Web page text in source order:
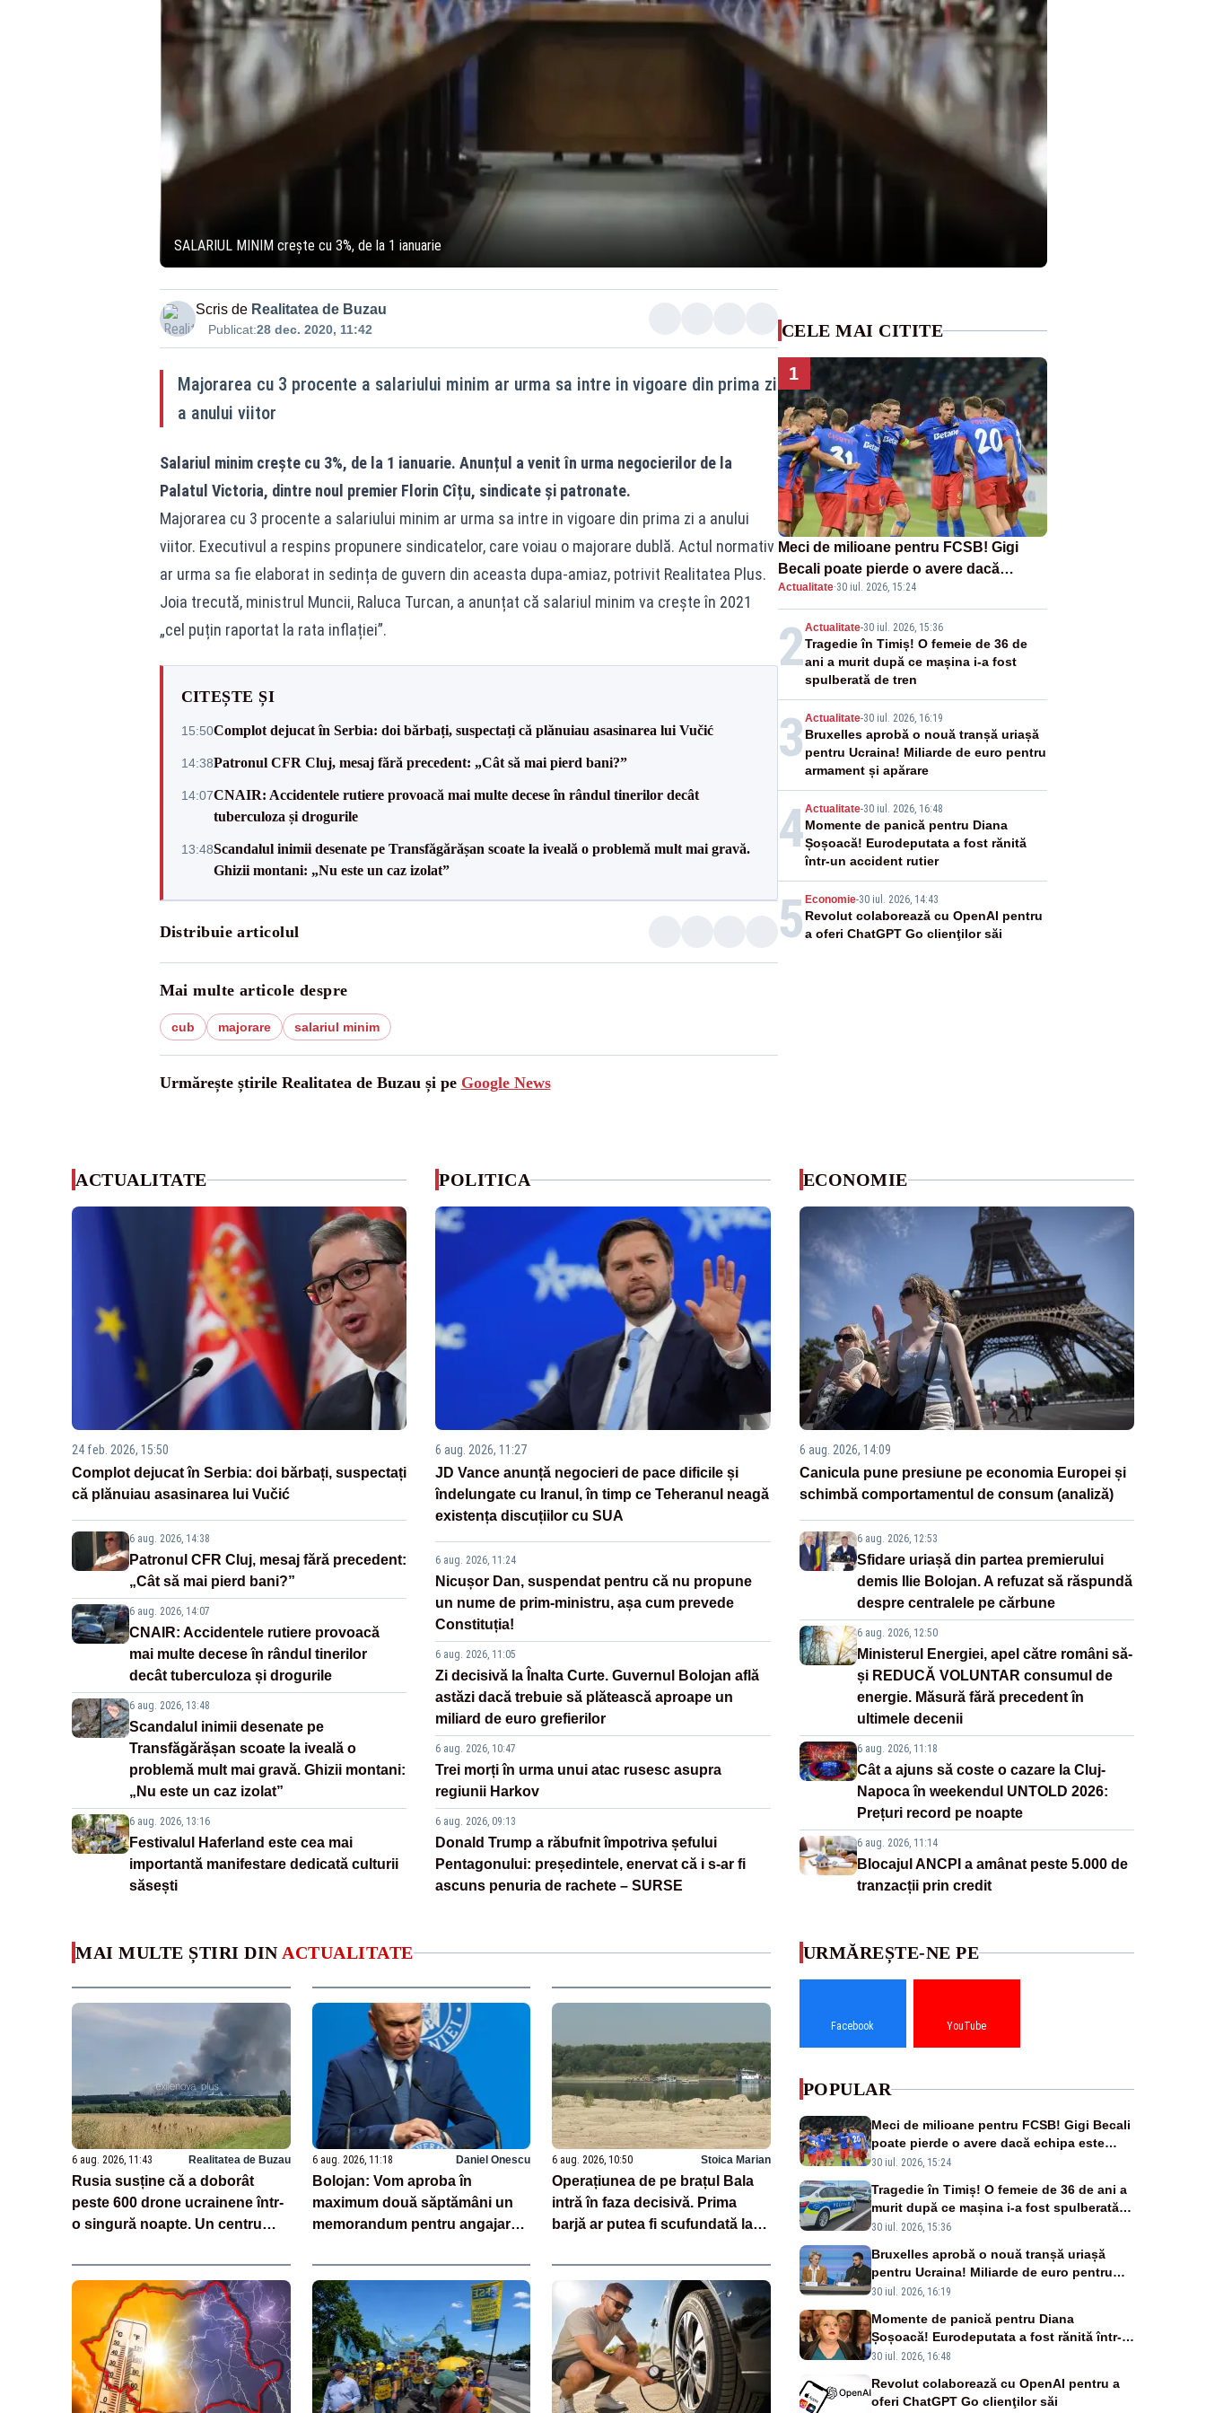
SALARIUL MINIM crește cu 3%, de la 1 ianuarie
Scris de Realitatea de Buzau
Publicat:28 dec. 2020, 11:42
Majorarea cu 3 procente a salariului minim ar urma sa intre in vigoare din prima zi
a anului viitor
Salariul minim crește cu 3%, de la 1 ianuarie. Anunțul a venit în urma negocierilor de la
Palatul Victoria, dintre noul premier Florin Cîțu, sindicate și patronate.
Majorarea cu 3 procente a salariului minim ar urma sa intre in vigoare din prima zi a anului
viitor. Executivul a respins propunere sindicatelor, care voiau o majorare dublă. Actul normativ
ar urma sa fie elaborat in sedința de guvern din aceasta dupa-amiaz, potrivit Realitatea Plus.
Joia trecută, ministrul Muncii, Raluca Turcan, a anunțat că salariul minim va crește în 2021
„cel puțin raportat la rata inflației”.
CITEȘTE ȘI
15:50Complot dejucat în Serbia: doi bărbați, suspectați că plănuiau asasinarea lui Vučić
14:38Patronul CFR Cluj, mesaj fără precedent: „Cât să mai pierd bani?”
14:07CNAIR: Accidentele rutiere provoacă mai multe decese în rândul tinerilor decât
tuberculoza și drogurile
13:48Scandalul inimii desenate pe Transfăgărășan scoate la iveală o problemă mult mai gravă.
Ghizii montani: „Nu este un caz izolat”
Distribuie articolul
Mai multe articole despre
cub majorare salariul minim
Urmărește știrile Realitatea de Buzau și pe Google News
CELE MAI CITITE
1
Meci de milioane pentru FCSB! Gigi
Becali poate pierde o avere dacă
echipa este eliminată de FK Auda
Actualitate·30 iul. 2026, 15:24
2Actualitate-30 iul. 2026, 15:36
Tragedie în Timiș! O femeie de 36 de
ani a murit după ce mașina i-a fost
spulberată de tren
3 Actualitate-30 iul. 2026, 16:19
Bruxelles aprobă o nouă tranșă uriașă
pentru Ucraina! Miliarde de euro pentru
armament și apărare
4Actualitate-30 iul. 2026, 16:48
Momente de panică pentru Diana
Șoșoacă! Eurodeputata a fost rănită
într-un accident rutier
5 Economie-30 iul. 2026, 14:43
Revolut colaborează cu OpenAI pentru
a oferi ChatGPT Go clienţilor săi
ACTUALITATE
24 feb. 2026, 15:50
Complot dejucat în Serbia: doi bărbați, suspectați
că plănuiau asasinarea lui Vučić
6 aug. 2026, 14:38
Patronul CFR Cluj, mesaj fără precedent:
„Cât să mai pierd bani?”
6 aug. 2026, 14:07
CNAIR: Accidentele rutiere provoacă
mai multe decese în rândul tinerilor
decât tuberculoza și drogurile
6 aug. 2026, 13:48
Scandalul inimii desenate pe
Transfăgărășan scoate la iveală o
problemă mult mai gravă. Ghizii montani:
„Nu este un caz izolat”
6 aug. 2026, 13:16
Festivalul Haferland este cea mai
importantă manifestare dedicată culturii
săsești
POLITICA
6 aug. 2026, 11:27
JD Vance anunță negocieri de pace dificile și
îndelungate cu Iranul, în timp ce Teheranul neagă
existența discuțiilor cu SUA
6 aug. 2026, 11:24
Nicușor Dan, suspendat pentru că nu propune
un nume de prim-ministru, așa cum prevede
Constituția!
6 aug. 2026, 11:05
Zi decisivă la Înalta Curte. Guvernul Bolojan află
astăzi dacă trebuie să plătească aproape un
miliard de euro grefierilor
6 aug. 2026, 10:47
Trei morți în urma unui atac rusesc asupra
regiunii Harkov
6 aug. 2026, 09:13
Donald Trump a răbufnit împotriva șefului
Pentagonului: președintele, enervat că i s-ar fi
ascuns penuria de rachete – SURSE
ECONOMIE
6 aug. 2026, 14:09
Canicula pune presiune pe economia Europei și
schimbă comportamentul de consum (analiză)
6 aug. 2026, 12:53
Sfidare uriașă din partea premierului
demis Ilie Bolojan. A refuzat să răspundă
despre centralele pe cărbune
6 aug. 2026, 12:50
Ministerul Energiei, apel către români să-
și REDUCĂ VOLUNTAR consumul de
energie. Măsură fără precedent în
ultimele decenii
6 aug. 2026, 11:18
Cât a ajuns să coste o cazare la Cluj-
Napoca în weekendul UNTOLD 2026:
Prețuri record pe noapte
6 aug. 2026, 11:14
Blocajul ANCPI a amânat peste 5.000 de
tranzacții prin credit
MAI MULTE ȘTIRI DIN ACTUALITATE
6 aug. 2026, 11:43 Realitatea de Buzau
Rusia susține că a doborât
peste 600 drone ucrainene într-
o singură noapte. Un centru
VIDEO
6 aug. 2026, 11:18 Daniel Onescu
Bolojan: Vom aproba în
maximum două săptămâni un
memorandum pentru angajarea
inaugurate
6 aug. 2026, 10:50 Stoica Marian
Operațiunea de pe brațul Bala
intră în faza decisivă. Prima
barjă ar putea fi scufundată la
URMĂREȘTE-NE PE
Facebook YouTube
POPULAR
Meci de milioane pentru FCSB! Gigi Becali
poate pierde o avere dacă echipa este
eliminată de FK Auda
30 iul. 2026, 15:24
Tragedie în Timiș! O femeie de 36 de ani a
murit după ce mașina i-a fost spulberată
de tren
30 iul. 2026, 15:36
Bruxelles aprobă o nouă tranșă uriașă
pentru Ucraina! Miliarde de euro pentru
armament și apărare
30 iul. 2026, 16:19
Momente de panică pentru Diana
Șoșoacă! Eurodeputata a fost rănită într-
un accident rutier
30 iul. 2026, 16:48
Revolut colaborează cu OpenAI pentru a
oferi ChatGPT Go clienţilor săi